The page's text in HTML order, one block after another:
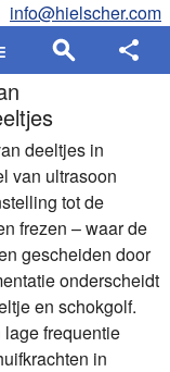
info@hielscher.com
deeltjes in
van ultrasoon
tot de
frezen – waar de
gescheiden door
onderscheidt
en schokgolf.
frequentie
in